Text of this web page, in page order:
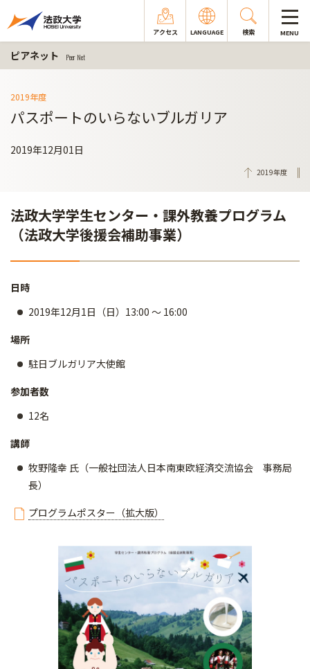
アクセス LANGUAGE 検索 MENU
ピアネット Peer Net
2019年度
パスポートのいらないブルガリア
2019年12月01日
2019年度
法政大学学生センター・課外教養プログラム
（法政大学後援会補助事業）
日時
2019年12月1日（日）13:00 ～ 16:00
場所
駐日ブルガリア大使館
参加者数
12名
講師
牧野隆幸 氏（一般社団法人日本南東欧経済交流協会 事務局
長）
プログラムポスター（拡大版）